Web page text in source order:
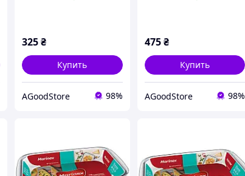
325₴
Купить
AGoodStore 98%
475 ₴
Купить
AGoodStore 98%